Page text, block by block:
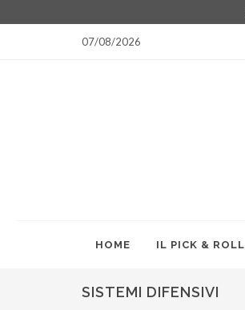
07/08/2026
HOME IL PICK & ROLL
SISTEMI DIFENSIVI